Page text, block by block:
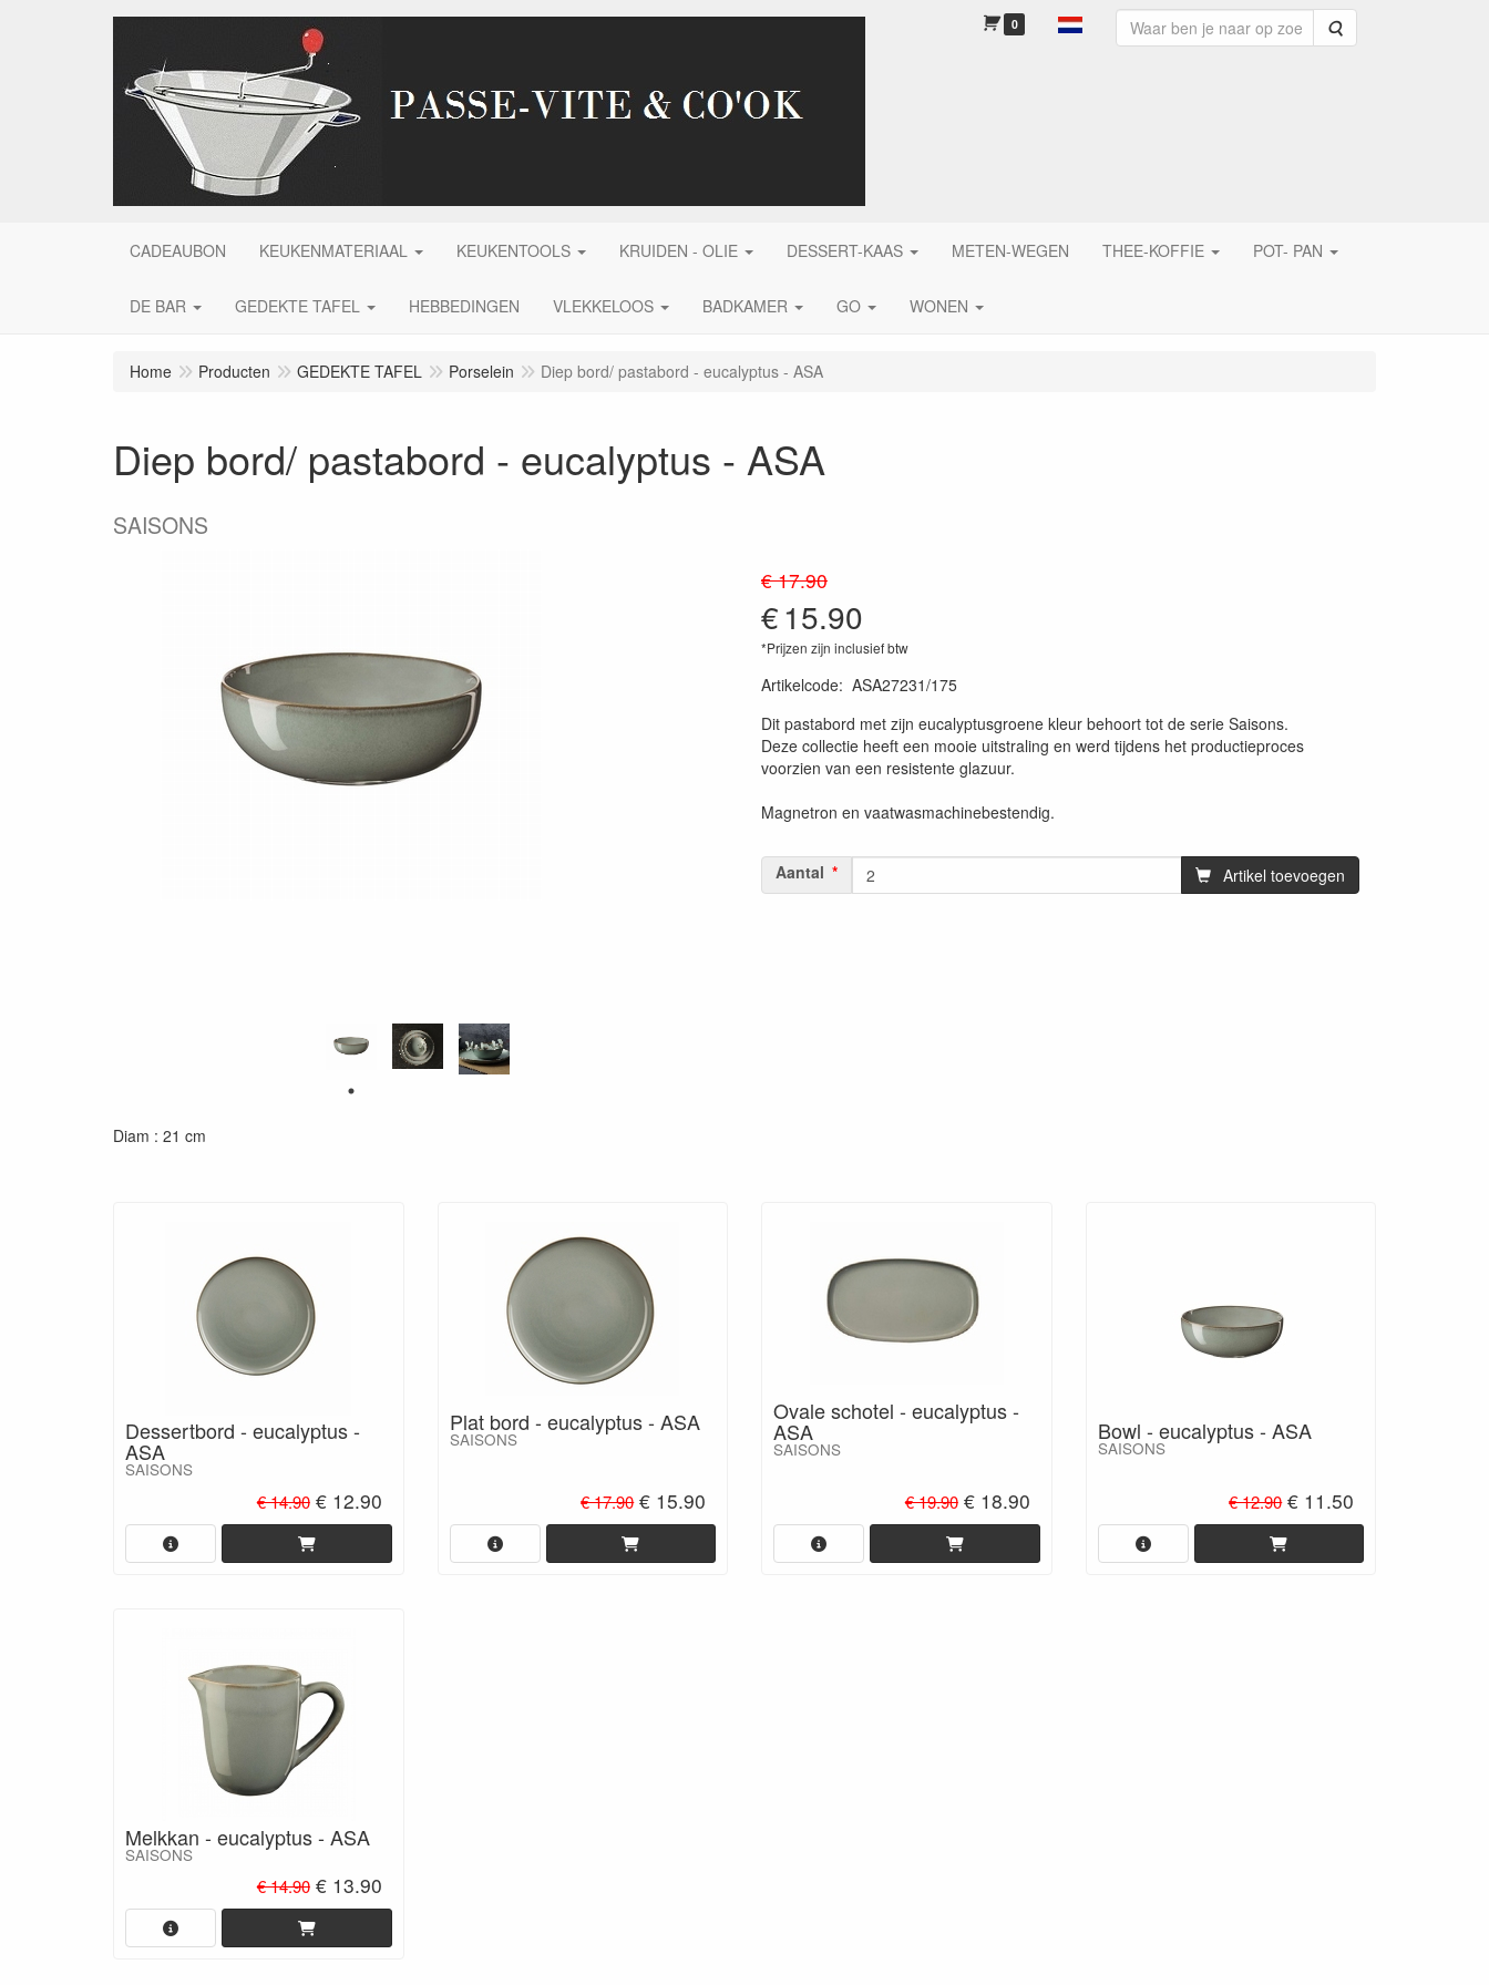
0 Zoeken
CADEAUBON KEUKENMATERIAAL KEUKENTOOLS KRUIDEN - OLIE DESSERT-KAAS METEN-WEGEN THEE-KOFFIE POT- PAN
DE BAR GEDEKTE TAFEL HEBBEDINGEN VLEKKELOOS BADKAMER GO WONEN
Home Producten GEDEKTE TAFEL Porselein Diep bord/ pastabord - eucalyptus - ASA
Diep bord/ pastabord - eucalyptus - ASA
SAISONS
€ 17.90
€15.90
*Prijzen zijn inclusief btw
Artikelcode: ASA27231/175
Dit pastabord met zijn eucalyptusgroene kleur behoort tot de serie Saisons.
Deze collectie heeft een mooie uitstraling en werd tijdens het productieproces
voorzien van een resistente glazuur.
Magnetron en vaatwasmachinebestendig.
Aantal Artikel toevoegen
Diam : 21 cm
Dessertbord - eucalyptus -
ASA
SAISONS
€ 14.90€ 12.90
Plat bord - eucalyptus - ASA
SAISONS
€ 17.90€ 15.90
Ovale schotel - eucalyptus -
ASA
SAISONS
€ 19.90€ 18.90
Bowl - eucalyptus - ASA
SAISONS
€ 12.90€ 11.50
Melkkan - eucalyptus - ASA
SAISONS
€ 14.90€ 13.90